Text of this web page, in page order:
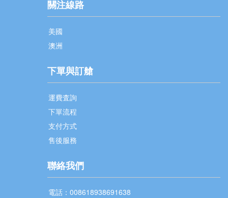
關注線路
美國
澳洲
下單與訂艙
運費査詢
下單流程
支付方式
售後服務
聯絡我們
電話：008618938691638